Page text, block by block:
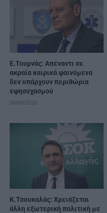
Ε.Τουρνάς: Απέναντι σε
ακραία καιρικά φαινόμενα
δεν υπάρχουν περιθώρια
εφησυχασμού
08/08/2026
Κ.Τσουκαλάς: Xρειάζεται
άλλη εξωτερική πολιτική με